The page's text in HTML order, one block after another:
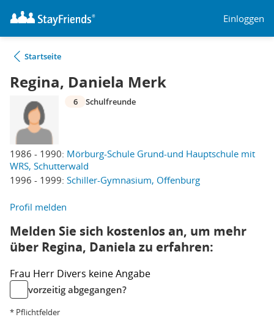
Einloggen
Startseite
Regina, Daniela Merk
1986 - 1990: Mörburg-Schule Grund-und Hauptschule mit
WRS, Schutterwald
1996 - 1999: Schiller-Gymnasium, Offenburg
6 Schulfreunde
Profil melden
Melden Sie sich kostenlos an, um mehr
über Regina, Daniela zu erfahren:
Frau Herr Divers keine Angabe
vorzeitig abgegangen?
* Pflichtfelder